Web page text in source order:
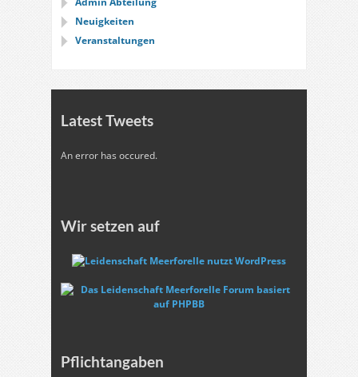
Neuigkeiten
Veranstaltungen
Latest Tweets
An error has occured.
Wir setzen auf
Pflichtangaben